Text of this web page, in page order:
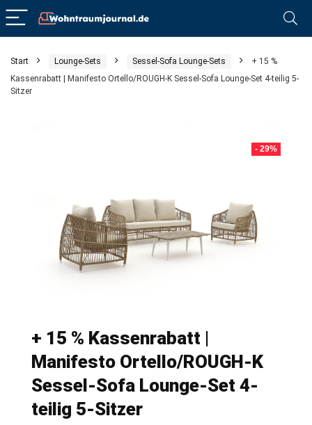
Start Lounge-Sets Sessel-Sofa Lounge-Sets
+ 15 %
Kassenrabatt | Manifesto Ortello/ROUGH-K Sessel-Sofa Lounge-Set 4-teilig 5-
Sitzer
- 29%
+ 15 % Kassenrabatt |
Manifesto Ortello/ROUGH-K
Sessel-Sofa Lounge-Set 4-
teilig 5-Sitzer